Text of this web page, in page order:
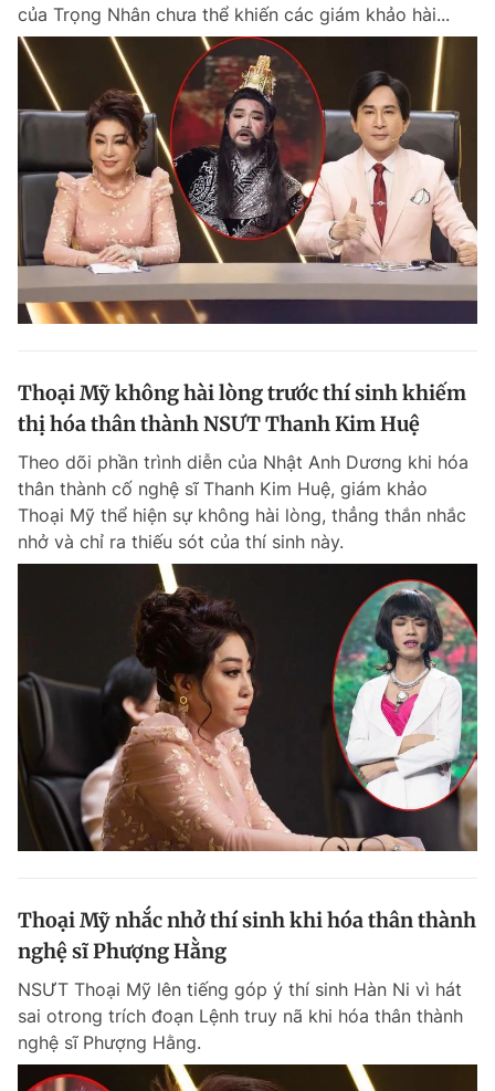
của Trọng Nhân chưa thể khiến các giám khảo hài...
Thoại Mỹ không hài lòng trước thí sinh khiếm
thị hóa thân thành NSƯT Thanh Kim Huệ
Theo dõi phần trình diễn của Nhật Anh Dương khi hóa
thân thành cố nghệ sĩ Thanh Kim Huệ, giám khảo
Thoại Mỹ thể hiện sự không hài lòng, thẳng thắn nhắc
nhở và chỉ ra thiếu sót của thí sinh này.
Thoại Mỹ nhắc nhở thí sinh khi hóa thân thành
nghệ sĩ Phượng Hằng
NSƯT Thoại Mỹ lên tiếng góp ý thí sinh Hàn Ni vì hát
sai otrong trích đoạn Lệnh truy nã khi hóa thân thành
nghệ sĩ Phượng Hằng.